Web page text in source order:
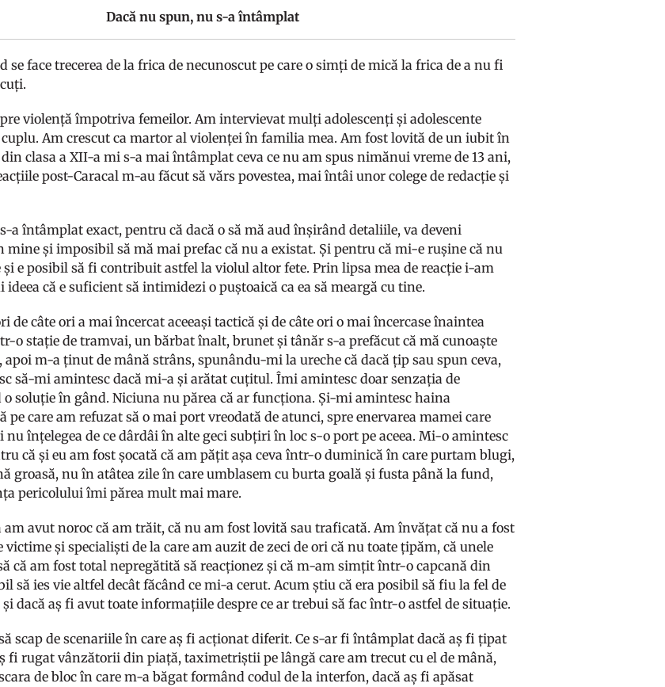
Dacă nu spun, nu s-a întâmplat
se face trecerea de la frica de necunoscut pe care o simți de mică la frica de a nu fi
violență împotriva femeilor. Am intervievat mulți adolescenți și adolescente
Am crescut ca martor al violenței în familia mea. Am fost lovită de un iubit în
clasa a XII-a mi s-a mai întâmplat ceva ce nu am spus nimănui vreme de 13 ani,
post-Caracal m-au făcut să vărs povestea, mai întâi unor colege de redacție și
a întâmplat exact, pentru că dacă o să mă aud înșirând detaliile, va deveni
mine și imposibil să mă mai prefac că nu a existat. Și pentru că mi-e rușine că nu
e posibil să fi contribuit astfel la violul altor fete. Prin lipsa mea de reacție i-am
că e suficient să intimidezi o puștoaică ca ea să meargă cu tine.
de câte ori a mai încercat aceeași tactică și de câte ori o mai încercase înaintea
o stație de tramvai, un bărbat înalt, brunet și tânăr s-a prefăcut că mă cunoaște
m-a ținut de mână strâns, spunându-mi la ureche că dacă țip sau spun ceva,
să-mi amintesc dacă mi-a și arătat cuțitul. Îmi amintesc doar senzația de
o soluție în gând. Niciuna nu părea că ar funcționa. Și-mi amintesc haina
pe care am refuzat să o mai port vreodată de atunci, spre enervarea mamei care
nu înțelegea de ce dârdâi în alte geci subțiri în loc s-o port pe aceea. Mi-o amintesc
că și eu am fost șocată că am pățit așa ceva într-o duminică în care purtam blugi,
groasă, nu în atâtea zile în care umblasem cu burta goală și fusta până la fund,
pericolului îmi părea mult mai mare.
avut noroc că am trăit, că nu am fost lovită sau traficată. Am învățat că nu a fost
victime și specialiști de la care am auzit de zeci de ori că nu toate țipăm, că unele
că am fost total nepregătită să reacționez și că m-am simțit într-o capcană din
să ies vie altfel decât făcând ce mi-a cerut. Acum știu că era posibil să fiu la fel de
dacă aș fi avut toate informațiile despre ce ar trebui să fac într-o astfel de situație.
scap de scenariile în care aș fi acționat diferit. Ce s-ar fi întâmplat dacă aș fi țipat
fi rugat vânzătorii din piață, taximetriștii pe lângă care am trecut cu el de mână,
de bloc în care m-a băgat formând codul de la interfon, dacă aș fi apăsat